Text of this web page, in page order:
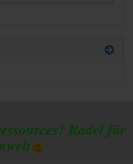
Radel für